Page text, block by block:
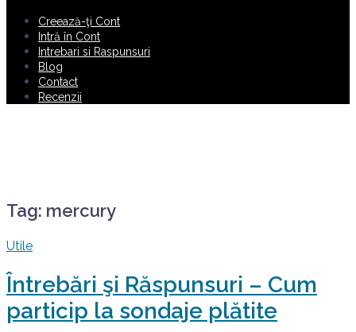
Creează-ţi Cont
Intră în Cont
Intrebari si Raspunsuri
Blog
Contact
Recenzii
Tag: mercury
Utile
Întrebări şi Răspunsuri – Cum
particip la sondaje plătite